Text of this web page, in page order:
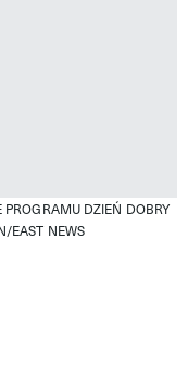
DZIEŃ DOBRY
EAST NEWS